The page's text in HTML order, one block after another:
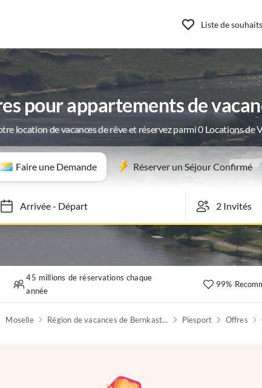
Liste de souhaits
pour appartements de
location de vacances de rêve et réservez parmi 0 Locations de
Faire une Demande Réserver un Séjour Confirmé
Arrivée-Départ
45 millions de réservations chaque
année
99%
Moselle Région de vacances de Bernkastel-Kues Piesport Offres